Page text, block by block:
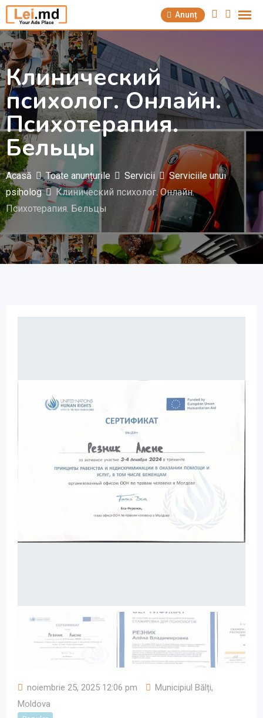
Săriți
la
conținut
Anunț
Клинический
психолог. Онлайн.
Психотерапия.
Бельцы
Acasă Toate anunțurile Servicii
Serviciile unui
psiholog
Клинический психолог. Онлайн.
Психотерапия. Бельцы
noiembrie 25, 2025 12:06 pm Municipiul Bălți,
Moldova